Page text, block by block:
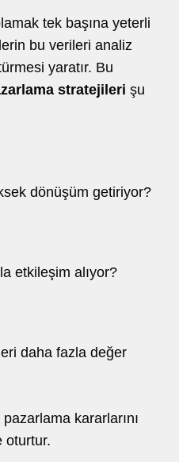
tek başına yeterli
bu verileri analiz
yaratır. Bu
stratejileri şu
dönüşüm getiriyor?
etkileşim alıyor?
daha fazla değer
kararlarını
oturtur.